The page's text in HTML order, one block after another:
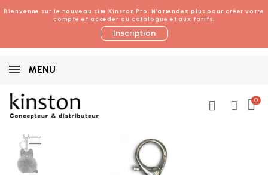
Bienvenue sur le nouveau site Kinston Pro. N’attendez plus pour créer votre
compte et accéder au catalogue et aux tarifs.
Inscription
MENU